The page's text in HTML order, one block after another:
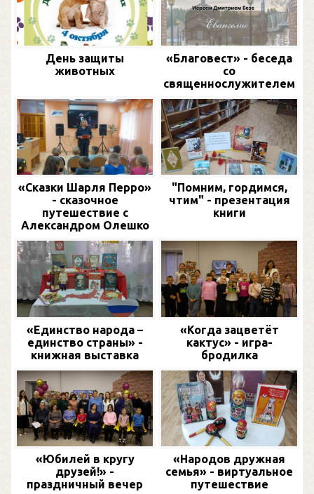
День защиты
животных
«Благовест» - беседа
со
священнослужителем
«Сказки Шарля Перро»
- сказочное
путешествие с
Александром Олешко
"Помним, гордимся,
чтим" - презентация
книги
«Единство народа –
единство страны» -
книжная выставка
«Когда зацветёт
кактус» - игра-
бродилка
«Юбилей в кругу
друзей!» -
праздничный вечер
«Народов дружная
семья» - виртуальное
путешествие